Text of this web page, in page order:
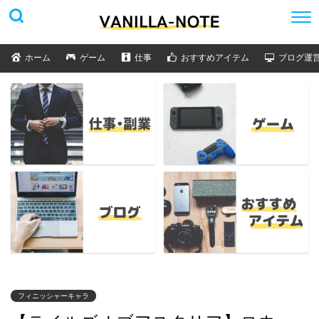
ホーム ゲーム 仕事 おすすめアイテム ブログ運
フィニッシャーキャラ